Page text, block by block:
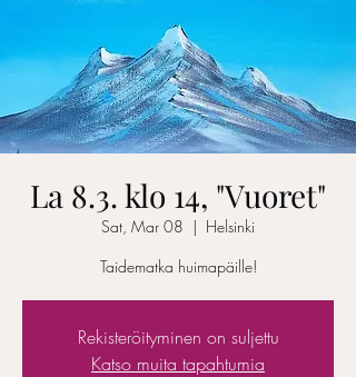
La 8.3. klo 14, "Vuoret"
Sat, Mar 08
  |
Helsinki
Taidematka huimapäille!
Rekisteröityminen on suljettu
Katso muita tapahtumia